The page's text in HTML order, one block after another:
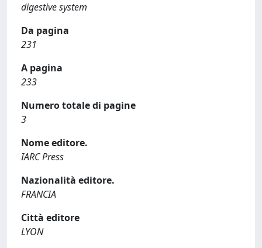
digestive system
Da pagina
231
A pagina
233
Numero totale di pagine
3
Nome editore.
IARC Press
Nazionalità editore.
FRANCIA
Città editore
LYON